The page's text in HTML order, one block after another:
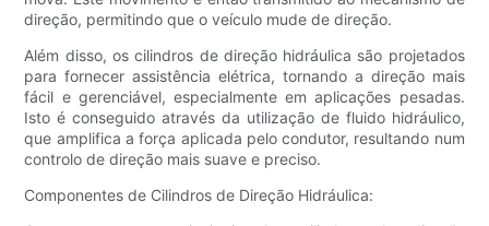
direção, permitindo que o veículo mude de direção.
Além disso, os cilindros de direção hidráulica são projetados
para fornecer assistência elétrica, tornando a direção mais
fácil e gerenciável, especialmente em aplicações pesadas.
Isto é conseguido através da utilização de fluido hidráulico,
que amplifica a força aplicada pelo condutor, resultando num
controlo de direção mais suave e preciso.
Componentes de Cilindros de Direção Hidráulica: